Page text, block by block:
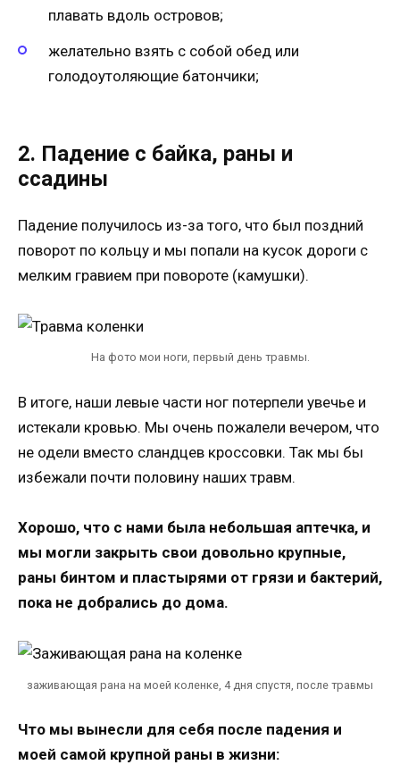
плавать вдоль островов;
желательно взять с собой обед или
голодоутоляющие батончики;
2. Падение с байка, раны и
ссадины
Падение получилось из-за того, что был поздний
поворот по кольцу и мы попали на кусок дороги с
мелким гравием при повороте (камушки).
На фото мои ноги, первый день травмы.
В итоге, наши левые части ног потерпели увечье и
истекали кровью. Мы очень пожалели вечером, что
не одели вместо сландцев кроссовки. Так мы бы
избежали почти половину наших травм.
Хорошо, что с нами была небольшая аптечка, и
мы могли закрыть свои довольно крупные,
раны бинтом и пластырями от грязи и бактерий,
пока не добрались до дома.
заживающая рана на моей коленке, 4 дня спустя, после травмы
Что мы вынесли для себя после падения и
моей самой крупной раны в жизни: